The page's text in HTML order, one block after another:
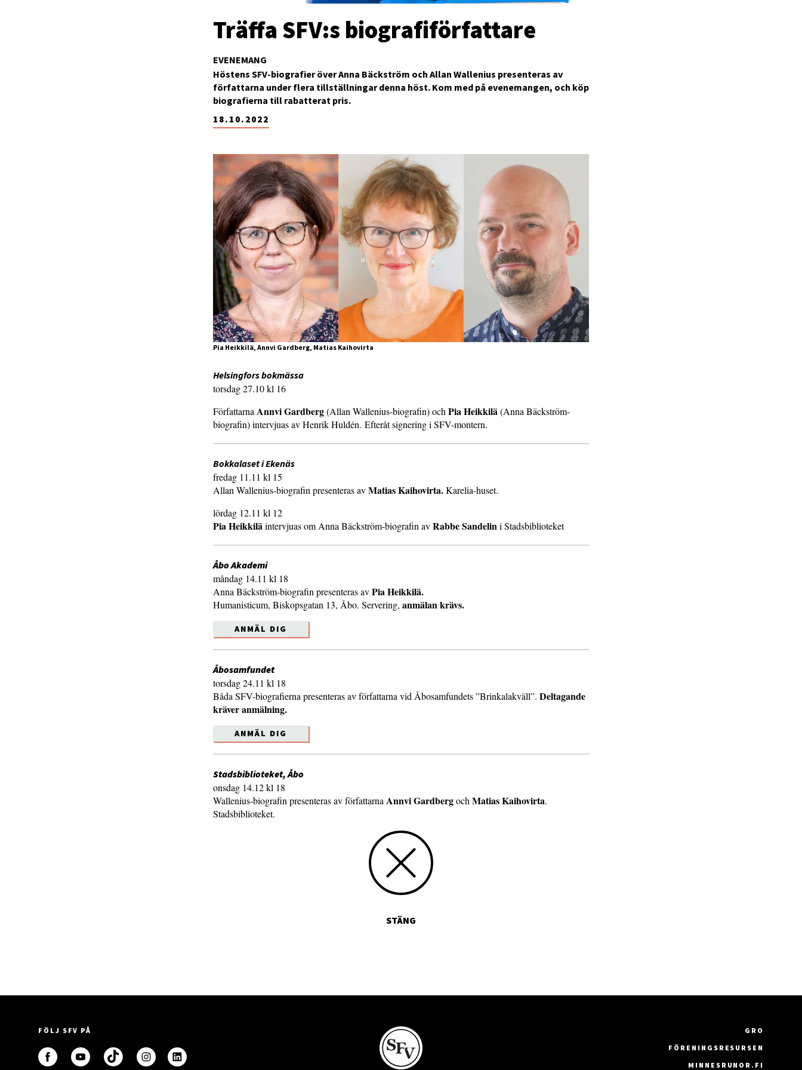
EVENEMANG
Träffa SFV:s biografiförfattare
18.10.2022
Höstens SFV-biografier över Anna Bäckström och Allan Wallenius presenteras av
författarna under flera tillställningar denna höst. Kom med på evenemangen, och köp
biografierna till rabatterat pris.
Pia Heikkilä, Annvi Gardberg, Matias Kaihovirta
Helsingfors bokmässa
torsdag 27.10 kl 16
Författarna Annvi Gardberg(Allan Wallenius-biografin) och Pia Heikkilä(Anna Bäckström-
biografin) intervjuas av Henrik Huldén. Efteråt signering i SFV-montern.
Bokkalaset i Ekenäs
fredag 11.11 kl 15
Allan Wallenius-biografin presenteras avMatias Kaihovirta.Karelia-huset.
lördag 12.11 kl 12
Pia Heikkiläintervjuas om Anna Bäckström-biografin avRabbe Sandelini Stadsbiblioteket
Åbo Akademi
måndag 14.11 kl 18
Anna Bäckström-biografin presenteras avPia Heikkilä.
Humanisticum, Biskopsgatan 13, Åbo. Servering, anmälan krävs.
ANMÄL DIG
Åbosamfundet
torsdag 24.11 kl 18
Båda SFV-biografierna presenteras av författarna vid Åbosamfundets ”Brinkalakväll”. Deltagande
kräver anmälning.
ANMÄL DIG
Stadsbiblioteket, Åbo
onsdag 14.12 kl 18
Wallenius-biografin presenteras av författarna Annvi Gardbergoch Matias Kaihovirta.
Stadsbiblioteket.
STÄNG
FÖLJ SFV PÅ
GRO
FÖRENINGSRESURSEN
MINNESRUNOR.FI